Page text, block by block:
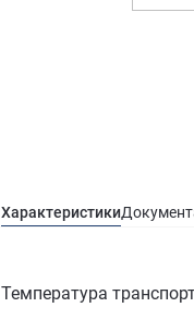
Характеристики
Температура